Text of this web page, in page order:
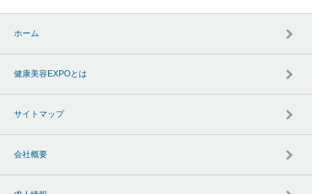
ホーム
健康美容EXPOとは
サイトマップ
会社概要